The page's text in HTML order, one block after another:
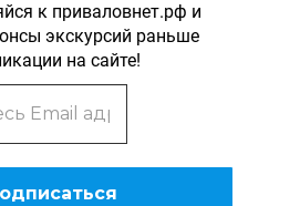
к приваловнет.рф и
экскурсий раньше
на сайте!